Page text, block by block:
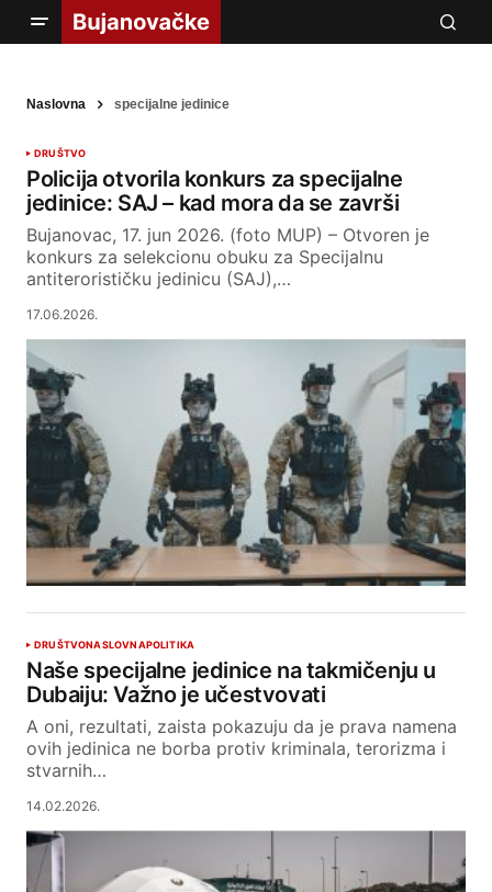
Naslovna specijalne jedinice
DRUŠTVO
Policija otvorila konkurs za specijalne
jedinice: SAJ – kad mora da se završi
Bujanovac, 17. jun 2026. (foto MUP) – Otvoren je
konkurs za selekcionu obuku za Specijalnu
antiterorističku jedinicu (SAJ),…
17.06.2026.
DRUŠTVONASLOVNAPOLITIKA
Naše specijalne jedinice na takmičenju u
Dubaiju: Važno je učestvovati
A oni, rezultati, zaista pokazuju da je prava namena
ovih jedinica ne borba protiv kriminala, terorizma i
stvarnih…
14.02.2026.